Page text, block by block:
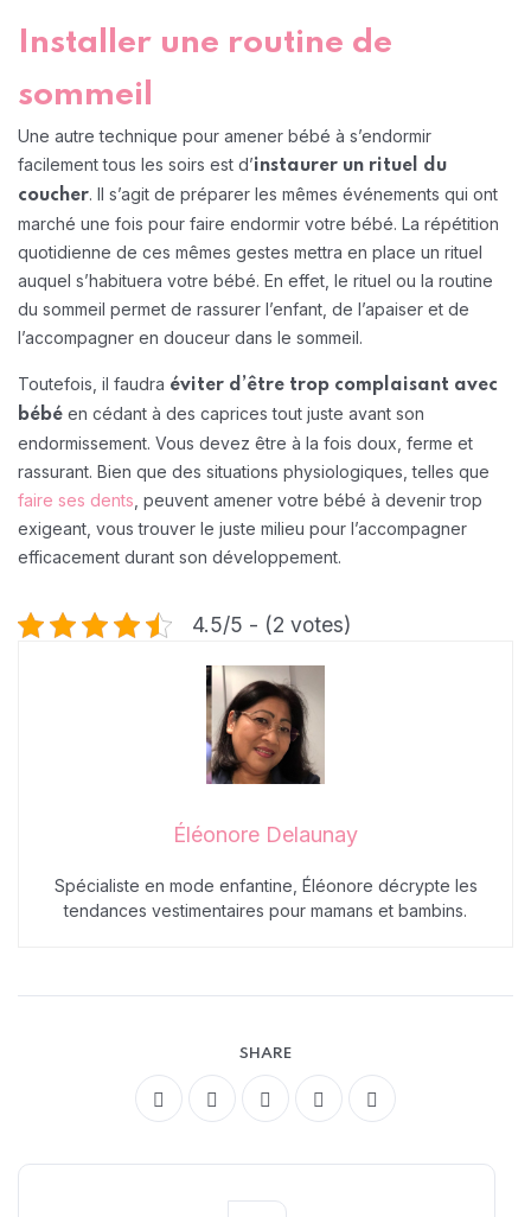
Installer une routine de
sommeil
Une autre technique pour amener bébé à s’endormir
facilement tous les soirs est d’instaurer un rituel du
coucher. Il s’agit de préparer les mêmes événements qui ont
marché une fois pour faire endormir votre bébé. La répétition
quotidienne de ces mêmes gestes mettra en place un rituel
auquel s’habituera votre bébé. En effet, le rituel ou la routine
du sommeil permet de rassurer l’enfant, de l’apaiser et de
l’accompagner en douceur dans le sommeil.
Toutefois, il faudra éviter d’être trop complaisant avec
bébé en cédant à des caprices tout juste avant son
endormissement. Vous devez être à la fois doux, ferme et
rassurant. Bien que des situations physiologiques, telles que
faire ses dents, peuvent amener votre bébé à devenir trop
exigeant, vous trouver le juste milieu pour l’accompagner
efficacement durant son développement.
4.5/5 - (2 votes)
Éléonore Delaunay
Spécialiste en mode enfantine, Éléonore décrypte les
tendances vestimentaires pour mamans et bambins.
SHARE